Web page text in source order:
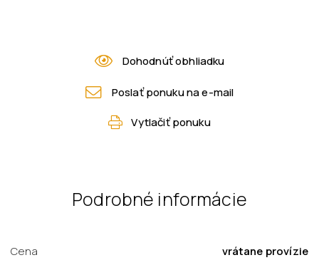
Dohodnúť obhliadku
Poslať ponuku na e-mail
Vytlačiť ponuku
Podrobné informácie
Cena vrátane provízie